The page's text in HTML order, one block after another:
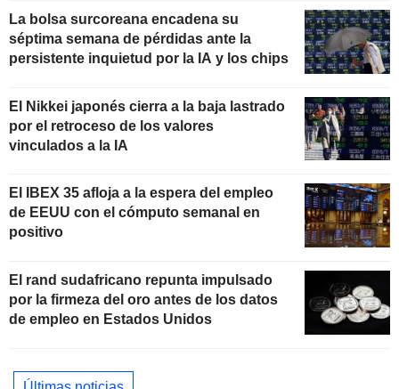
La bolsa surcoreana encadena su
séptima semana de pérdidas ante la
persistente inquietud por la IA y los chips
El Nikkei japonés cierra a la baja lastrado
por el retroceso de los valores
vinculados a la IA
El IBEX 35 afloja a la espera del empleo
de EEUU con el cómputo semanal en
positivo
El rand sudafricano repunta impulsado
por la firmeza del oro antes de los datos
de empleo en Estados Unidos